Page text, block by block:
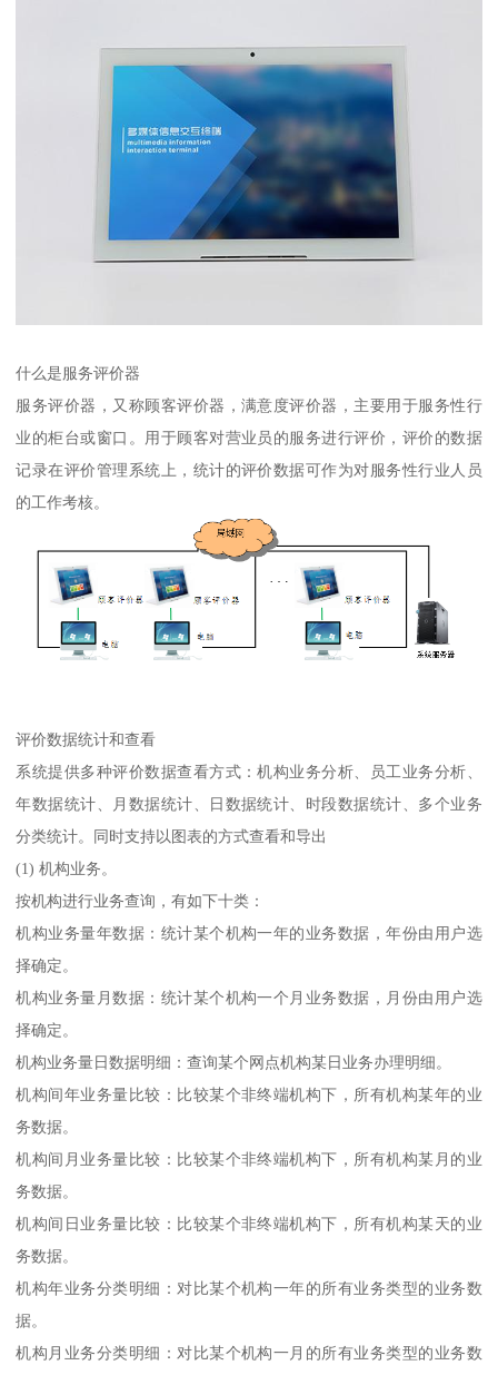
什么是服务评价器
服务评价器，又称顾客评价器，满意度评价器，主要用于服务性行
业的柜台或窗口。用于顾客对营业员的服务进行评价，评价的数据
记录在评价管理系统上，统计的评价数据可作为对服务性行业人员
的工作考核。
评价数据统计和查看
系统提供多种评价数据查看方式：机构业务分析、员工业务分析、
年数据统计、月数据统计、日数据统计、时段数据统计、多个业务
分类统计。同时支持以图表的方式查看和导出
(1) 机构业务。
按机构进行业务查询，有如下十类：
机构业务量年数据：统计某个机构一年的业务数据，年份由用户选
择确定。
机构业务量月数据：统计某个机构一个月业务数据，月份由用户选
择确定。
机构业务量日数据明细：查询某个网点机构某日业务办理明细。
机构间年业务量比较：比较某个非终端机构下，所有机构某年的业
务数据。
机构间月业务量比较：比较某个非终端机构下，所有机构某月的业
务数据。
机构间日业务量比较：比较某个非终端机构下，所有机构某天的业
务数据。
机构年业务分类明细：对比某个机构一年的所有业务类型的业务数
据。
机构月业务分类明细：对比某个机构一月的所有业务类型的业务数